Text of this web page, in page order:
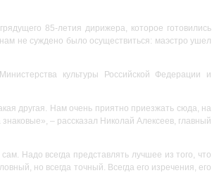
85-летия дирижера, которое готовились
не суждено было осуществиться: маэстро ушел
культуры Российской Федерации и
другая. Нам очень приятно приезжать сюда, на
– рассказал Николай Алексеев, главный
Надо всегда представлять лучшее из того, что
но всегда точный. Всегда его изречения, его